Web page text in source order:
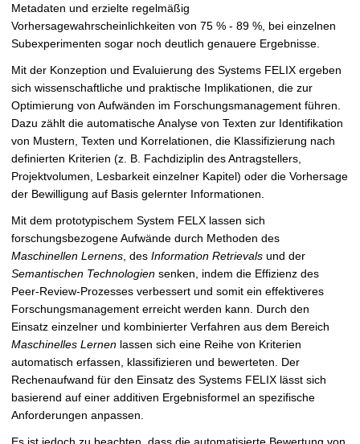
Metadaten und erzielte regelmäßig
Vorhersagewahrscheinlichkeiten von 75 % - 89 %, bei einzelnen
Subexperimenten sogar noch deutlich genauere Ergebnisse.
Mit der Konzeption und Evaluierung des Systems FELIX ergeben
sich wissenschaftliche und praktische Implikationen, die zur
Optimierung von Aufwänden im Forschungsmanagement führen.
Dazu zählt die automatische Analyse von Texten zur Identifikation
von Mustern, Texten und Korrelationen, die Klassifizierung nach
definierten Kriterien (z. B. Fachdiziplin des Antragstellers,
Projektvolumen, Lesbarkeit einzelner Kapitel) oder die Vorhersage
der Bewilligung auf Basis gelernter Informationen.
Mit dem prototypischem System FELX lassen sich
forschungsbezogene Aufwände durch Methoden des
Maschinellen Lernens , des Information Retrievals und der
Semantischen Technologien senken, indem die Effizienz des
Peer-Review-Prozesses verbessert und somit ein effektiveres
Forschungsmanagement erreicht werden kann. Durch den
Einsatz einzelner und kombinierter Verfahren aus dem Bereich
Maschinelles Lernen lassen sich eine Reihe von Kriterien
automatisch erfassen, klassifizieren und bewerteten. Der
Rechenaufwand für den Einsatz des Systems FELIX lässt sich
basierend auf einer additiven Ergebnisformel an spezifische
Anforderungen anpassen.